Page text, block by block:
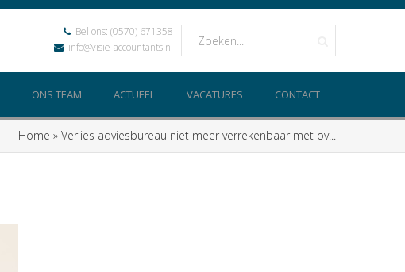
Bel ons: (0570) 671358
info@visie-accountants.nl
ONS TEAM ACTUEEL VACATURES CONTACT
Home » Verlies adviesbureau niet meer verrekenbaar met ov...